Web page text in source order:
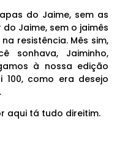
do Jaime, sem as
Jaime, sem o jaimês
resistência. Mês sim,
sonhava, Jaiminho,
à nossa edição
100, como era desejo
aqui tá tudo direitim.